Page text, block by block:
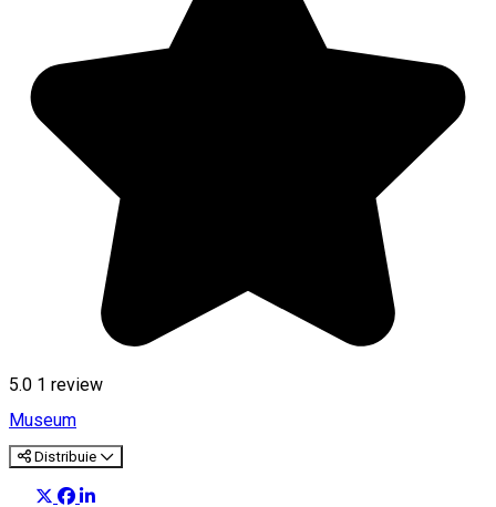
5.0 1 review
Museum
Distribuie